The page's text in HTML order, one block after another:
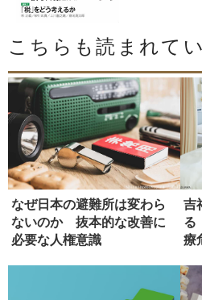
こちらも読まれて
なぜ日本の避難所は変わら
ないのか 抜本的な改善に
必要な人権意識
吉
る
療